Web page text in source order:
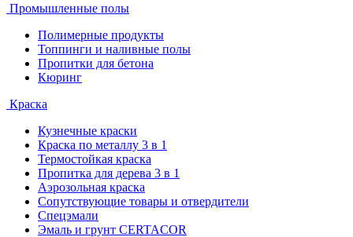
Промышленные полы
Полимерные продукты
Топпинги и наливные полы
Пропитки для бетона
Кюринг
Краска
Кузнечные краски
Краска по металлу 3 в 1
Термостойкая краска
Пропитка для дерева 3 в 1
Аэрозольная краска
Сопутствующие товары и отвердители
Спецэмали
Эмаль и грунт CERTACOR